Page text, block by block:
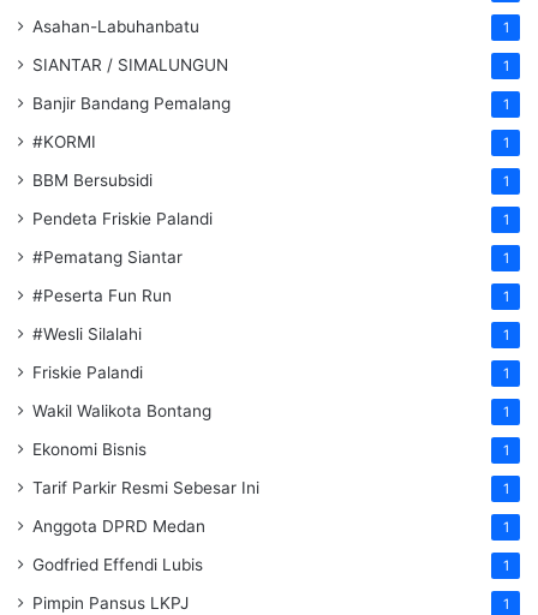
Asahan-Labuhanbatu 1
SIANTAR / SIMALUNGUN 1
Banjir Bandang Pemalang 1
#KORMI 1
BBM Bersubsidi 1
Pendeta Friskie Palandi 1
#Pematang Siantar 1
#Peserta Fun Run 1
#Wesli Silalahi 1
Friskie Palandi 1
Wakil Walikota Bontang 1
Ekonomi Bisnis 1
Tarif Parkir Resmi Sebesar Ini 1
Anggota DPRD Medan 1
Godfried Effendi Lubis 1
Pimpin Pansus LKPJ 1